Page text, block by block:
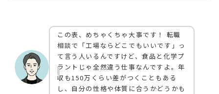
この表、めちゃくちゃ大事です！ 転職
相談で「工場ならどこでもいいです」っ
て言う人いるんですけど、食品と化学プ
ラントじゃ全然違う仕事なんですよ。年
収も150万くらい差がつくこともある
し、自分の性格や体質に合うかどうかも